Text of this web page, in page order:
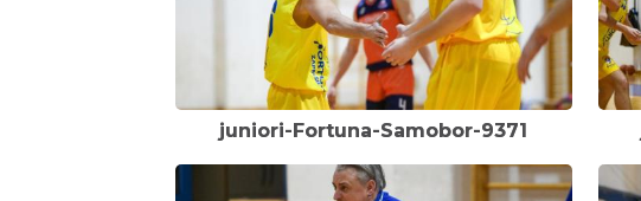
juniori-Fortuna-Samobor-9371